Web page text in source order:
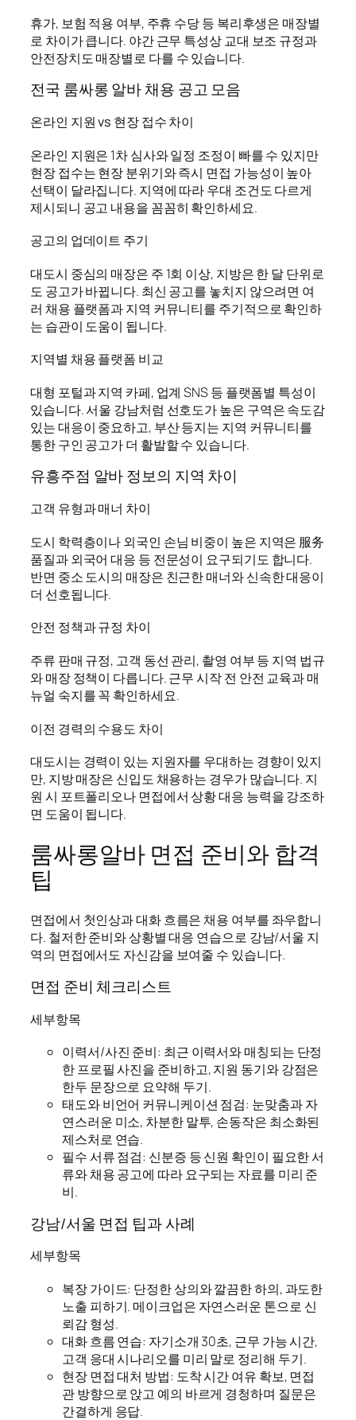
휴가, 보험 적용 여부, 주휴 수당 등 복리후생은 매장별
로 차이가 큽니다. 야간 근무 특성상 교대 보조 규정과
안전장치도 매장별로 다를 수 있습니다.
전국 룸싸롱 알바 채용 공고 모음
온라인 지원 vs 현장 접수 차이
온라인 지원은 1차 심사와 일정 조정이 빠를 수 있지만
현장 접수는 현장 분위기와 즉시 면접 가능성이 높아
선택이 달라집니다. 지역에 따라 우대 조건도 다르게
제시되니 공고 내용을 꼼꼼히 확인하세요.
공고의 업데이트 주기
대도시 중심의 매장은 주 1회 이상, 지방은 한 달 단위로
도 공고가 바뀝니다. 최신 공고를 놓치지 않으려면 여
러 채용 플랫폼과 지역 커뮤니티를 주기적으로 확인하
는 습관이 도움이 됩니다.
지역별 채용 플랫폼 비교
대형 포털과 지역 카페, 업계 SNS 등 플랫폼별 특성이
있습니다. 서울 강남처럼 선호도가 높은 구역은 속도감
있는 대응이 중요하고, 부산 등지는 지역 커뮤니티를
통한 구인 공고가 더 활발할 수 있습니다.
유흥주점 알바 정보의 지역 차이
고객 유형과 매너 차이
도시 학력층이나 외국인 손님 비중이 높은 지역은 服务
품질과 외국어 대응 등 전문성이 요구되기도 합니다.
반면 중소 도시의 매장은 친근한 매너와 신속한 대응이
더 선호됩니다.
안전 정책과 규정 차이
주류 판매 규정, 고객 동선 관리, 촬영 여부 등 지역 법규
와 매장 정책이 다릅니다. 근무 시작 전 안전 교육과 매
뉴얼 숙지를 꼭 확인하세요.
이전 경력의 수용도 차이
대도시는 경력이 있는 지원자를 우대하는 경향이 있지
만, 지방 매장은 신입도 채용하는 경우가 많습니다. 지
원 시 포트폴리오나 면접에서 상황 대응 능력을 강조하
면 도움이 됩니다.
룸싸롱알바 면접 준비와 합격
팁
면접에서 첫인상과 대화 흐름은 채용 여부를 좌우합니
다. 철저한 준비와 상황별 대응 연습으로 강남/서울 지
역의 면접에서도 자신감을 보여줄 수 있습니다.
면접 준비 체크리스트
세부항목
이력서/사진 준비: 최근 이력서와 매칭되는 단정
한 프로필 사진을 준비하고, 지원 동기와 강점은
한두 문장으로 요약해 두기.
태도와 비언어 커뮤니케이션 점검: 눈맞춤과 자
연스러운 미소, 차분한 말투, 손동작은 최소화된
제스처로 연습.
필수 서류 점검: 신분증 등 신원 확인이 필요한 서
류와 채용 공고에 따라 요구되는 자료를 미리 준
비.
강남/서울 면접 팁과 사례
세부항목
복장 가이드: 단정한 상의와 깔끔한 하의, 과도한
노출 피하기. 메이크업은 자연스러운 톤으로 신
뢰감 형성.
대화 흐름 연습: 자기소개 30초, 근무 가능 시간,
고객 응대 시나리오를 미리 말로 정리해 두기.
현장 면접 대처 방법: 도착 시간 여유 확보, 면접
관 방향으로 앉고 예의 바르게 경청하며 질문은
간결하게 응답.